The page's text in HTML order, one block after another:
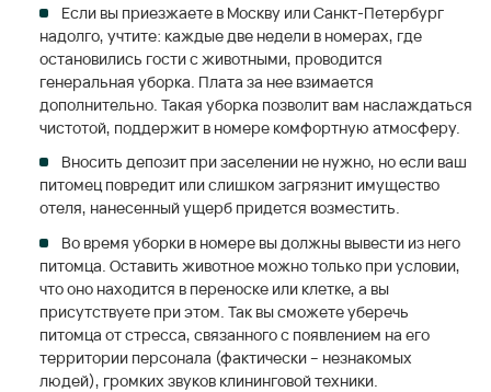
Если вы приезжаете в Москву или Санкт-Петербург
надолго, учтите: каждые две недели в номерах, где
остановились гости с животными, проводится
генеральная уборка. Плата за нее взимается
дополнительно. Такая уборка позволит вам наслаждаться
чистотой, поддержит в номере комфортную атмосферу.
Вносить депозит при заселении не нужно, но если ваш
питомец повредит или слишком загрязнит имущество
отеля, нанесенный ущерб придется возместить.
Во время уборки в номере вы должны вывести из него
питомца. Оставить животное можно только при условии,
что оно находится в переноске или клетке, а вы
присутствуете при этом. Так вы сможете уберечь
питомца от стресса, связанного с появлением на его
территории персонала (фактически – незнакомых
людей), громких звуков клининговой техники.